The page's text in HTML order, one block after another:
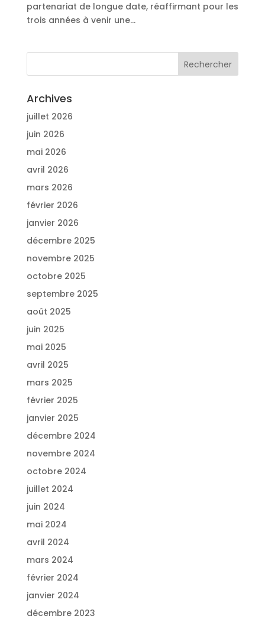
partenariat de longue date, réaffirmant pour les
trois années à venir une...
Archives
juillet 2026
juin 2026
mai 2026
avril 2026
mars 2026
février 2026
janvier 2026
décembre 2025
novembre 2025
octobre 2025
septembre 2025
août 2025
juin 2025
mai 2025
avril 2025
mars 2025
février 2025
janvier 2025
décembre 2024
novembre 2024
octobre 2024
juillet 2024
juin 2024
mai 2024
avril 2024
mars 2024
février 2024
janvier 2024
décembre 2023